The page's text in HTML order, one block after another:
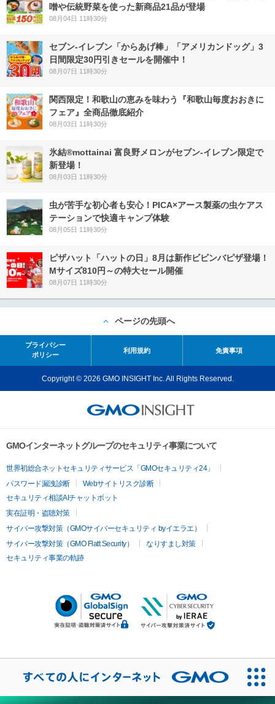
噌や伝統野菜を使った新商品21品が登場
08月04日 11時30分
セブン‐イレブン「からあげ棒」「アメリカンドッグ」3
日間限定30円引きセールを開催中！
08月07日 11時30分
関西限定！和歌山の恵みを味わう『和歌山毎度おおきに
フェア』全商品徹底紹介
08月03日 11時30分
氷結®mottainai 富良野メロンがセブン‐イレブン限定で
新登場！
08月03日 11時30分
虫が苦手な初心者も安心！PICA×アース製薬の虫ケアス
テーションで快適キャンプ体験
08月05日 11時30分
ピザハット「ハットの日」8月は新作ビビンバピザ登場！
Mサイズ810円～の特大セール開催
08月07日 11時30分
ページの先頭へ
プライバシー
ポリシー
利用規約 免責事項
Copyright © 2026 GMO INSIGHT Inc. All Rights Reserved.
GMOインターネットグループのセキュリティ事業について
世界初総合ネットセキュリティサービス「GMOセキュリティ24」
パスワード漏洩診断
Webサイトリスク診断
セキュリティ相談AIチャットボット
実在証明・盗聴対策
サイバー攻撃対策（GMOサイバーセキュリティ byイエラエ）
サイバー攻撃対策（GMO Flatt Security）
なりすまし対策
セキュリティ事業の軌跡